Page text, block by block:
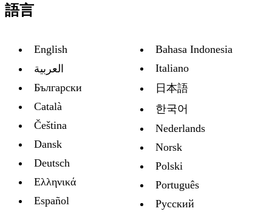
語言
English
العربية
Български
Català
Čeština
Dansk
Deutsch
Ελληνικά
Español
Bahasa Indonesia
Italiano
日本語
한국어
Nederlands
Norsk
Polski
Português
Русский